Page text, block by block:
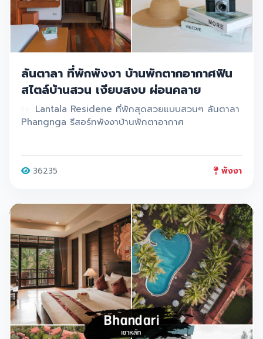
ลันตาลา ที่พักพังงา บ้านพักตากอากาศฟิน
สไตล์บ้านสวน เงียบสงบ ผ่อนคลาย
Lantala Residene ที่พักสุดสวยแบบสวนๆ ลันตาลา
Phangnga รีสอร์ทพังงาบ้านพักตาอากาศ
36235 พังงา